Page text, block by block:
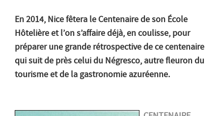
En 2014, Nice fêtera le Centenaire de son École
Hôtelière et l’on s’affaire déjà, en coulisse, pour
préparer une grande rétrospective de ce centenaire
qui suit de près celui du Négresco, autre fleuron du
tourisme et de la gastronomie azuréenne.